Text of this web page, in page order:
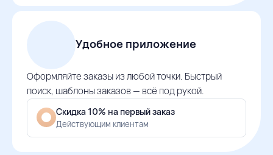
Удобное приложение
Оформляйте заказы из любой точки. Быстрый
поиск, шаблоны заказов — всё под рукой.
Скидка 10% на первый заказ
Действующим клиентам